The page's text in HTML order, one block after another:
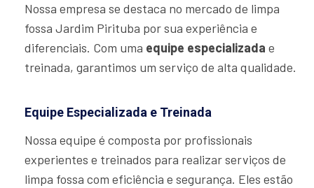
Nossa empresa se destaca no mercado de limpa
fossa Jardim Pirituba por sua experiência e
diferenciais. Com uma equipe especializada e
treinada, garantimos um serviço de alta qualidade.
Equipe Especializada e Treinada
Nossa equipe é composta por profissionais
experientes e treinados para realizar serviços de
limpa fossa com eficiência e segurança. Eles estão